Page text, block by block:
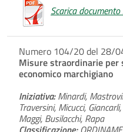
Scarica
Numero 104/20 del 28/
Misure straordinarie per
economico marchigiano
Iniziativa:Minardi,
Traversini, Micucci,
Maggi, Busilacchi, Rapa